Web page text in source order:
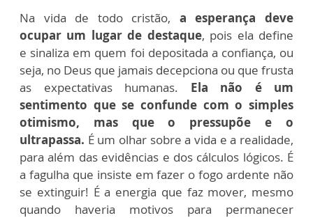
Na vida de todo cristão, a esperança deve
ocupar um lugar de destaque, pois ela define
e sinaliza em quem foi depositada a confiança, ou
seja, no Deus que jamais decepciona ou que frusta
as expectativas humanas. Ela não é um
sentimento que se confunde com o simples
otimismo, mas que o pressupõe e o
ultrapassa. É um olhar sobre a vida e a realidade,
para além das evidências e dos cálculos lógicos. É
a fagulha que insiste em fazer o fogo ardente não
se extinguir! É a energia que faz mover, mesmo
quando haveria motivos para permanecer